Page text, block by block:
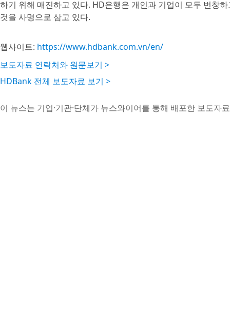
하기 위해 매진하고 있다. HD은행은 개인과 기업이 모두 번창
것을 사명으로 삼고 있다.
웹사이트: https://www.hdbank.com.vn/en/
보도자료 연락처와 원문보기 >
HDBank 전체 보도자료 보기 >
이 뉴스는 기업·기관·단체가 뉴스와이어를 통해 배포한 보도자